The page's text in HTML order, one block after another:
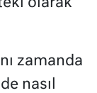
zamanda
nasıl